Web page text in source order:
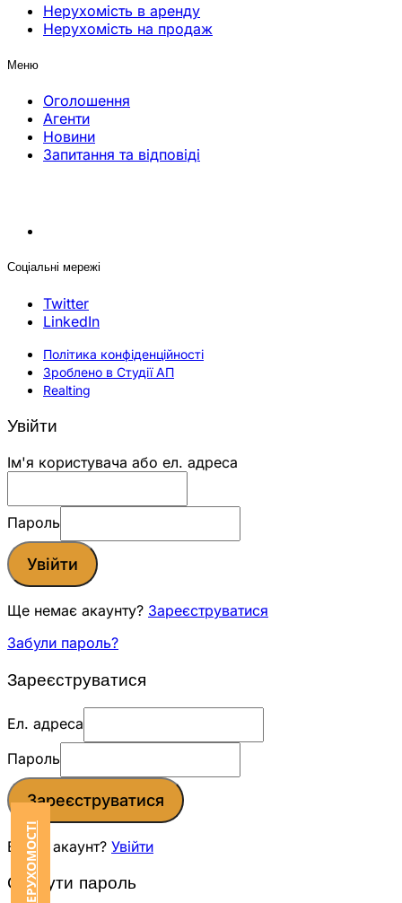
Нерухомість в аренду
Нерухомість на продаж
Меню
Оголошення
Агенти
Новини
Запитання та відповіді
Соціальні мережі
Twitter
LinkedIn
Політика конфіденційності
Зроблено в Студії АП
Realting
Увійти
Ім'я користувача або ел. адреса
Пароль
Увійти
Ще немає акаунту? Зареєструватися
Забули пароль?
Зареєструватися
Ел. адреса
Пароль
Зареєструватися
Вже є акаунт? Увійти
Скинути пароль